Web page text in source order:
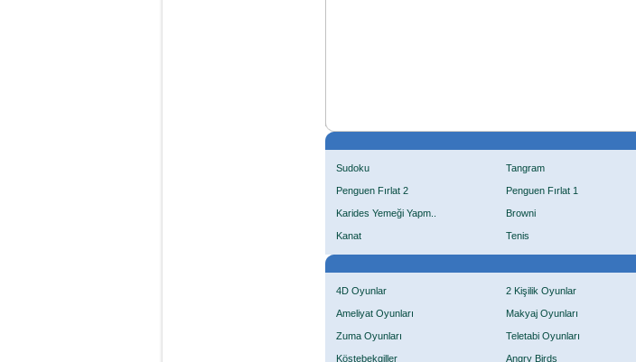
Sudoku Tangram
Penguen Fırlat 2 Penguen Fırlat 1
Karides Yemeği Yapm.. Browni
Kanat Tenis
4D Oyunlar 2 Kişilik Oyunlar
Ameliyat Oyunları Makyaj Oyunları
Zuma Oyunları Teletabi Oyunları
Köstebekgiller Angry Birds